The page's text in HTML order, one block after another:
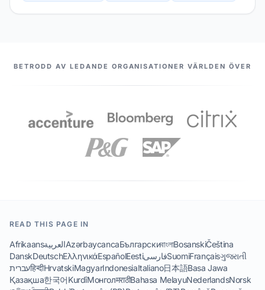
VÅRA PARTNERS
BETRODD AV LEDANDE ORGANISATIONER VÄRLDEN ÖVER
READ THIS PAGE IN
AfrikaansالعربيةAzərbaycancaБългарскиবাংলাBosanskiČeština
DanskDeutschΕλληνικάEspañolEestiفارسیSuomiFrançaisગુજરાતી
עבריתहिन्दीHrvatskiMagyarIndonesiaItaliano日本語Basa Jawa
Қазақша한국어KurdîМонголमराठीBahasa MelayuNederlandsNorsk